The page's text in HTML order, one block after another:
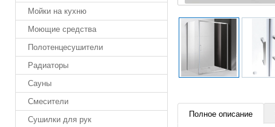
Мойки на кухню
Моющие средства
Полотенцесушители
Радиаторы
Сауны
Смесители
Сушилки для рук
Полное описание